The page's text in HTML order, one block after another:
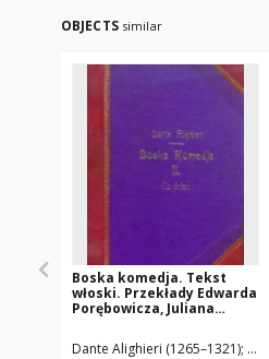
OBJECTS similar
Boska komedja. Tekst
włoski. Przekłady Edwarda
Porębowicza, Juliana
Stanisławskiego
Dante Alighieri (1265–1321)